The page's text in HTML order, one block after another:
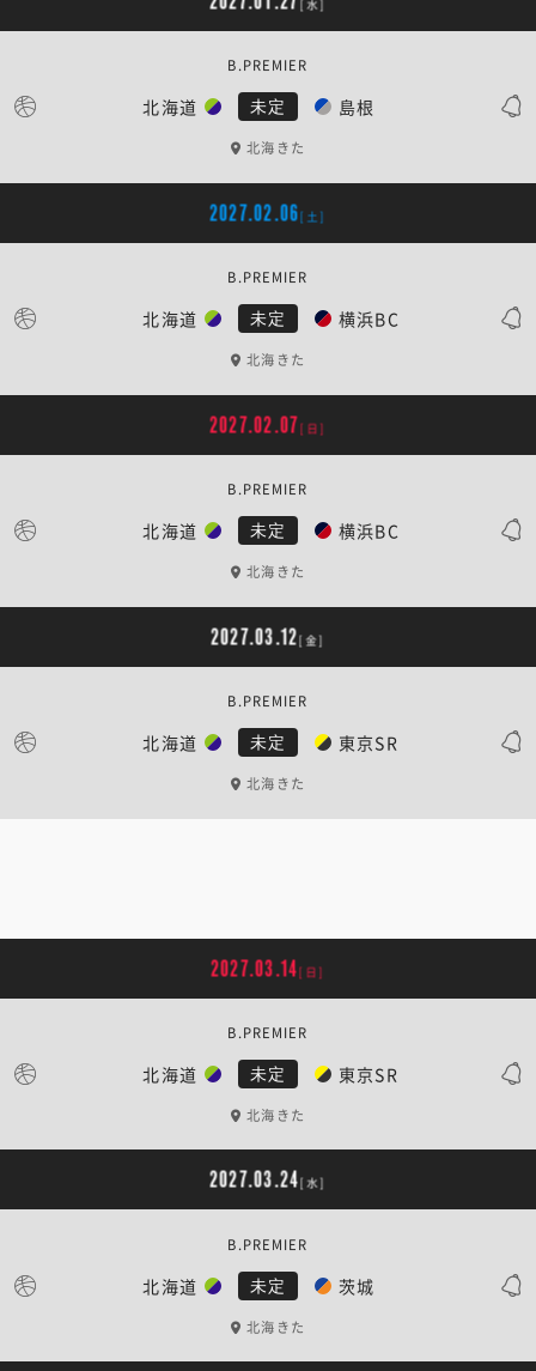
[水]
北海道 未定 島根
B.PREMIER
北海きた
2027.02.06[土]
北海道 未定 横浜BC
B.PREMIER
北海きた
2027.02.07[日]
北海道 未定 横浜BC
B.PREMIER
北海きた
2027.03.12[金]
北海道 未定 東京SR
B.PREMIER
北海きた
2027.03.14[日]
北海道 未定 東京SR
B.PREMIER
北海きた
2027.03.24[水]
北海道 未定 茨城
B.PREMIER
北海きた